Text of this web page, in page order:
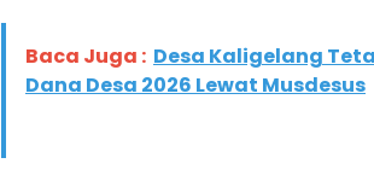
Baca Juga : Desa Kaligelang
Dana Desa 2026 Lewat Musdesus